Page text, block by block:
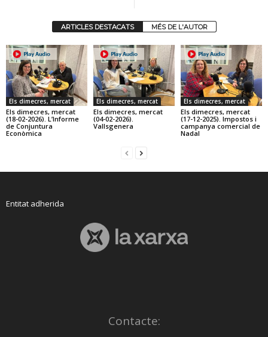
ARTICLES DESTACATS MÉS DE L'AUTOR
Els dimecres, mercat
Els dimecres, mercat
(18-02-2026). L’Informe
de Conjuntura
Econòmica
Els dimecres, mercat
Els dimecres, mercat
(04-02-2026).
Vallsgenera
Els dimecres, mercat
Els dimecres, mercat
(17-12-2025). Impostos i
campanya comercial de
Nadal
Entitat adherida
Contacte: